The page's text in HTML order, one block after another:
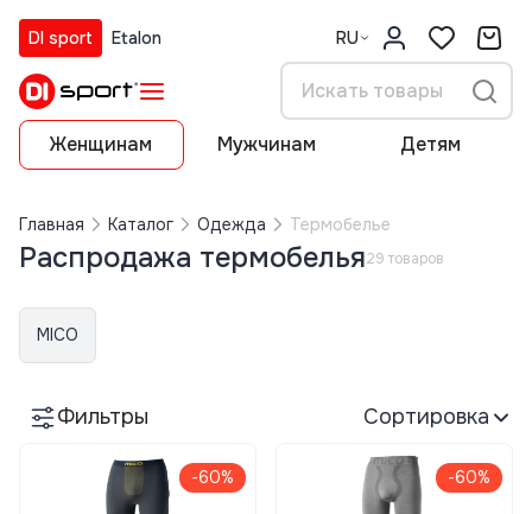
DI sport Etalon RU
Женщинам Мужчинам Детям
Главная Каталог Одежда Термобелье
Распродажа термобелья29 товаров
MICO
Фильтры Сортировка
-60% -60%